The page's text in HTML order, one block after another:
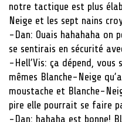
notre tactique est plus
Neige et les sept nains
-Dan: Ouais hahahaha on
se sentirais en sécurité
-Hell’Vis: ça dépend,
mêmes Blanche-Neige
moustache et Blanche-
pire elle pourrait se faire
-Dan: hahaha est bonne!